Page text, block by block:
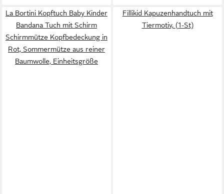
La Bortini Kopftuch Baby Kinder
Bandana Tuch mit Schirm
Schirmmütze Kopfbedeckung in
Rot, Sommermütze aus reiner
Baumwolle, Einheitsgröße
Fillikid Kapuzenhandtuch mit
Tiermotiv, (1-St)